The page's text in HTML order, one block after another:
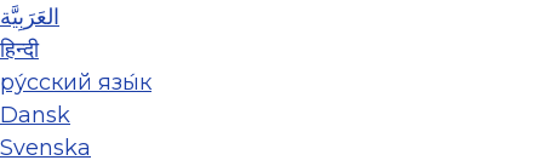
العَرَبِيَّة
हिन्दी
ру́сский язы́к
Dansk
Svenska